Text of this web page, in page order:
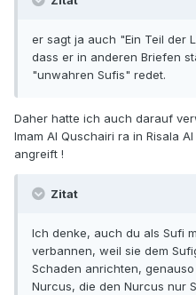
er sagt ja auch "Ein Teil der
dass er in anderen Briefen
"unwahren Sufis" redet.
Daher hatte ich auch darauf
Imam Al Quschairi ra in Risala
angreift !
Zitat
Ich denke, auch du als Sufi
verbannen, weil sie dem
Schaden anrichten,
Nurcus, die den Nurcus nur